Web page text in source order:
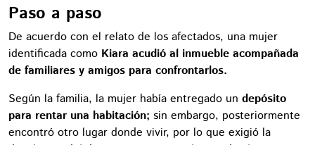
Paso a paso
De acuerdo con el relato de los afectados, una mujer
identificada como Kiara acudió al inmueble acompañada
de familiares y amigos para confrontarlos.
Según la familia, la mujer había entregado un depósito
para rentar una habitación; sin embargo, posteriormente
encontró otro lugar donde vivir, por lo que exigió la